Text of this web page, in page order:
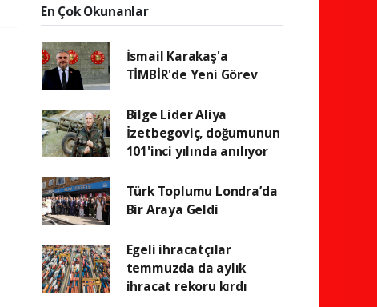
En Çok Okunanlar
İsmail Karakaş'a
TİMBİR'de Yeni Görev
Bilge Lider Aliya
İzetbegoviç, doğumunun
101'inci yılında anılıyor
Türk Toplumu Londra’da
Bir Araya Geldi
Egeli ihracatçılar
temmuzda da aylık
ihracat rekoru kırdı